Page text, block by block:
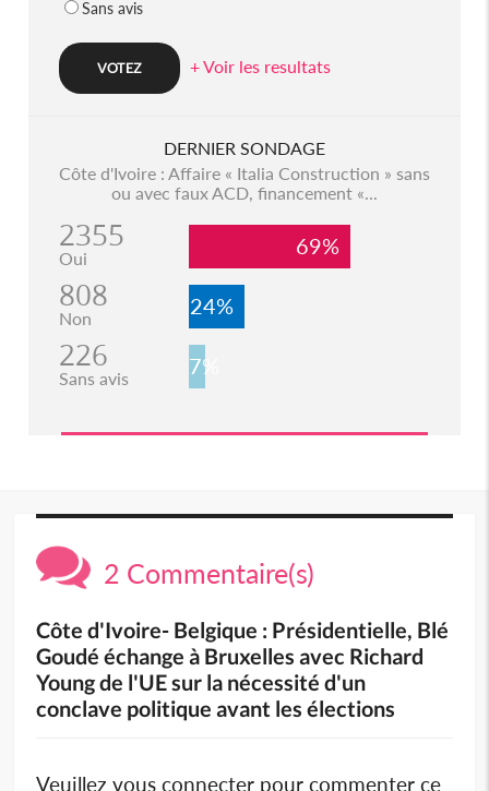
Sans avis
+ Voir les resultats
DERNIER SONDAGE
Côte d'Ivoire : Affaire « Italia Construction » sans
ou avec faux ACD, financement «...
2355
Oui 69%
808
Non 24%
226
Sans avis 7%
2 Commentaire(s)
Côte d'Ivoire- Belgique : Présidentielle, Blé
Goudé échange à Bruxelles avec Richard
Young de l'UE sur la nécessité d'un
conclave politique avant les élections
Veuillez vous connecter pour commenter ce